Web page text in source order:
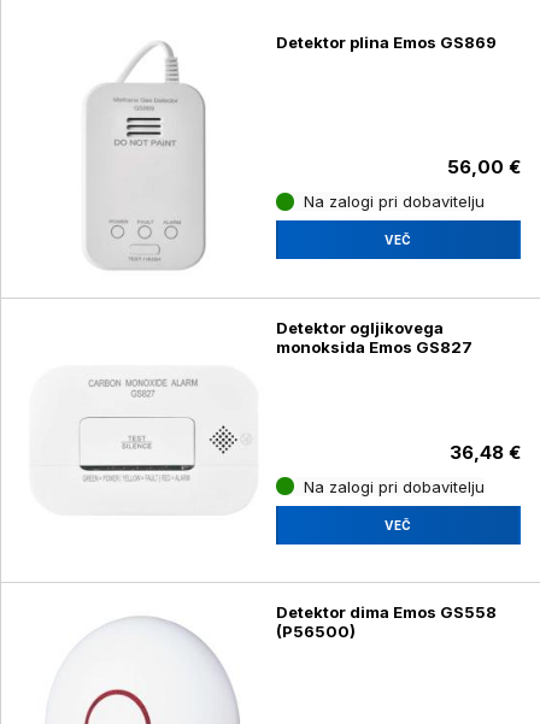
Detektor plina Emos GS869
56,00 €
Na zalogi pri dobavitelju
VEČ
Detektor ogljikovega
monoksida Emos GS827
36,48 €
Na zalogi pri dobavitelju
VEČ
Detektor dima Emos GS558
(P56500)